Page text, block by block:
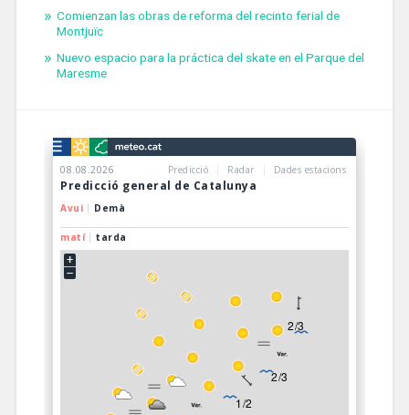
Comienzan las obras de reforma del recinto ferial de
Montjuïc
Nuevo espacio para la práctica del skate en el Parque del
Maresme